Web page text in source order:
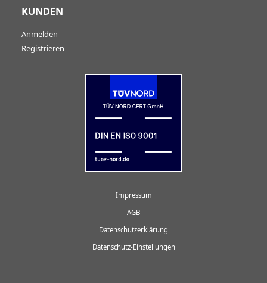
KUNDEN
Anmelden
Registrieren
Impressum
AGB
Datenschutzerklärung
Datenschutz-Einstellungen